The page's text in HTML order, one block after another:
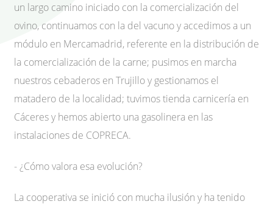
un largo camino iniciado con la comercialización del
ovino, continuamos con la del vacuno y accedimos a un
módulo en Mercamadrid, referente en la distribución de
la comercialización de la carne; pusimos en marcha
nuestros cebaderos en Trujillo y gestionamos el
matadero de la localidad; tuvimos tienda carnicería en
Cáceres y hemos abierto una gasolinera en las
instalaciones de COPRECA.
- ¿Cómo valora esa evolución?
La cooperativa se inició con mucha ilusión y ha tenido